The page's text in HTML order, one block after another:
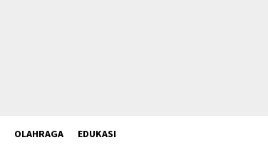
OLAHRAGA EDUKASI